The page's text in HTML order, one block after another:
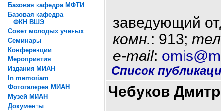
Базовая кафедра МФТИ
Базовая кафедра
ФКН ВШЭ
Совет молодых ученых
Семинары
Конференции
Мероприятия
Издания МИАН
In memoriam
Фотогалерея МИАН
Музей МИАН
Документы
заведующий
комн.: 913;
e-mail:
Список
Чебуков